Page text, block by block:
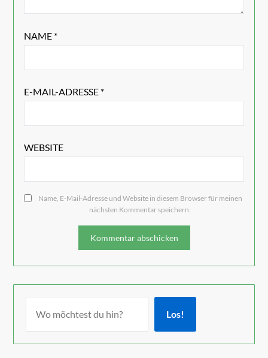
NAME *
E-MAIL-ADRESSE *
WEBSITE
Name, E-Mail-Adresse und Website in diesem Browser für meinen
nächsten Kommentar speichern.
Los!